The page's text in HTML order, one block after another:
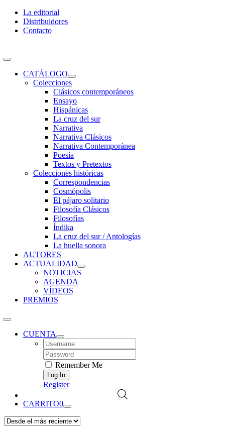
Skip
content
La editorial
Distribuidores
Contacto
Toggle
NavigationCATÁLOGO
Colecciones
Clásicos contemporáneos
Ensayo
Hispánicas
La cruz del sur
Narrativa
Narrativa Clásicos
Narrativa Contemporánea
Poesía
Textos y Pretextos
Colecciones históricas
Correspondencias
Cosmópolis
El pájaro solitario
Filosofía Clásicos
Filosofías
Índika
La cruz del sur / Antologías
La huella sonora
AUTORES
ACTUALIDAD
NOTICIAS
AGENDA
VÍDEOS
PREMIOS
CUENTA
Username:
Password:
Remember Me
Register
CARRITO0